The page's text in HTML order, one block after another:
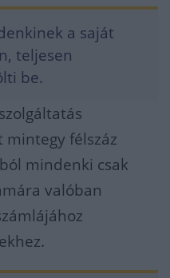
a saját
teljesen
be.
félszáz
mindenki csak
valóban